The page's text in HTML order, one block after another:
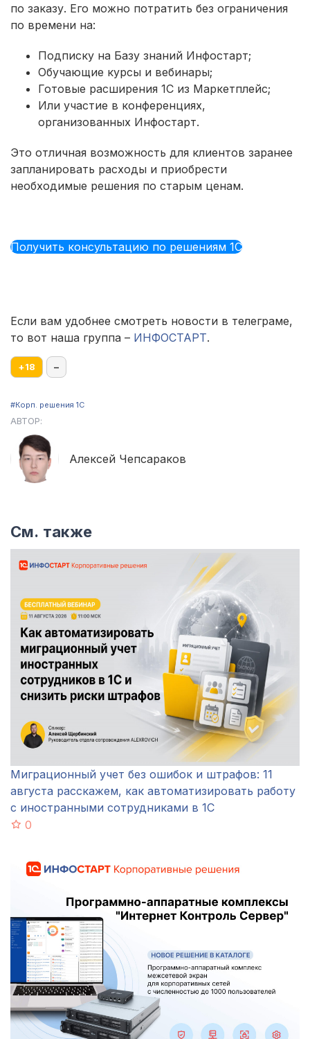
по заказу. Его можно потратить без ограничения
по времени на:
Подписку на Базу знаний Инфостарт;
Обучающие курсы и вебинары;
Готовые расширения 1С из Маркетплейс;
Или участие в конференциях,
организованных Инфостарт.
Это отличная возможность для клиентов заранее
запланировать расходы и приобрести
необходимые решения по старым ценам.
Получить консультацию по решениям 1С
Если вам удобнее смотреть новости в телеграме,
то вот наша группа – ИНФОСТАРТ.
+18 –
#Корп. решения 1С
АВТОР:
Алексей Чепсараков
См. также
Миграционный учет без ошибок и штрафов: 11
августа расскажем, как автоматизировать работу
с иностранными сотрудниками в 1С
0